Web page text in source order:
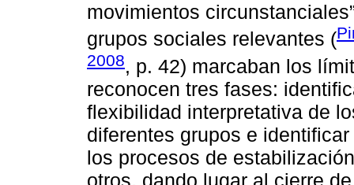
movimientos
grupos sociales relevantes (
2008, p. 42) marcaban los
reconocen tres fases:
flexibilidad interpretativa de
diferentes grupos e
los procesos de
otros, dando lugar al cierre